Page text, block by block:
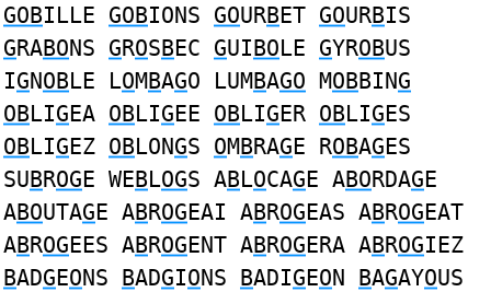
GOBILLE GOBIONS GOURBET GOURBIS
GRABONS GROSBEC GUIBOLE GYROBUS
IGNOBLE LOMBAGO LUMBAGO MOBBING
OBLIGEA OBLIGEE OBLIGER OBLIGES
OBLIGEZ OBLONGS OMBRAGE ROBAGES
SUBROGE WEBLOGS ABLOCAGE ABORDAGE
ABOUTAGE ABROGEAI ABROGEAS ABROGEAT
ABROGEES ABROGENT ABROGERA ABROGIEZ
BADGEONS BADGIONS BADIGEON BAGAYOUS